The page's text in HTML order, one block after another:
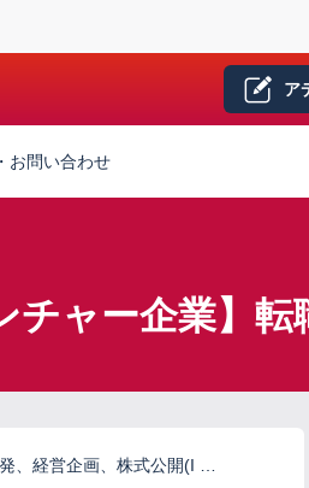
ア
お問い合わせ
チャー企業】転
、経営企画、株式公開(I …